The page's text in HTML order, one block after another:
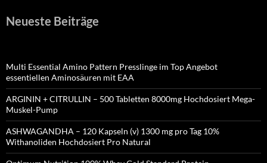
Neueste Beiträge
Multi Essential Amino Pattern Presslinge im Top Angebot
essentiellen Aminosäuren mit EAA
ARGININ + CITRULLIN – 500 Tabletten 8000mg Hochdosiert Mega-
Muskel-Pump
ASHWAGANDHA – 120 Kapseln (v) 1300 mg pro Tag 10%
Withanoliden Hochdosiert Pro Natural